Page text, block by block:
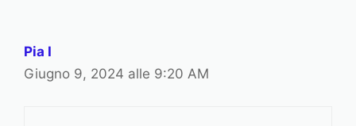
Pia I
Giugno 9, 2024 alle 9:20 AM